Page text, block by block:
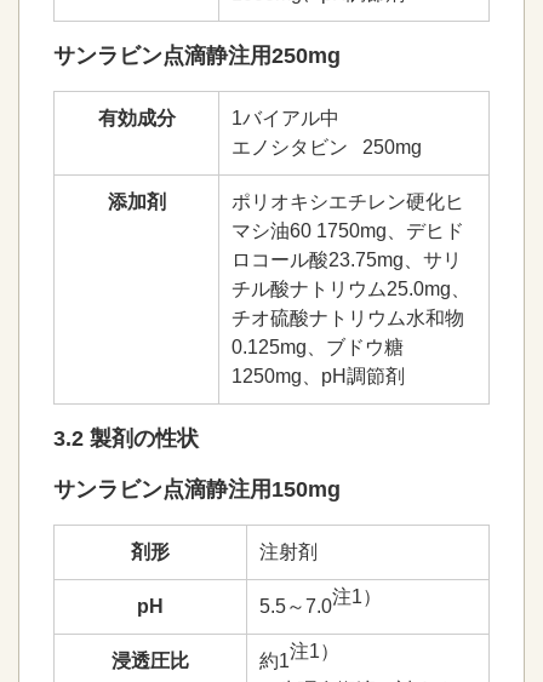
サンラビン点滴静注用250mg
有効成分
1バイアル中
エノシタビン 250mg
添加剤
ポリオキシエチレン硬化ヒ
マシ油60 1750mg、デヒド
ロコール酸23.75mg、サリ
チル酸ナトリウム25.0mg、
チオ硫酸ナトリウム水和物
0.125mg、ブドウ糖
1250mg、pH調節剤
3.2 製剤の性状
サンラビン点滴静注用150mg
剤形 注射剤
pH 5.5～7.0注1）
浸透圧比 約1注1）